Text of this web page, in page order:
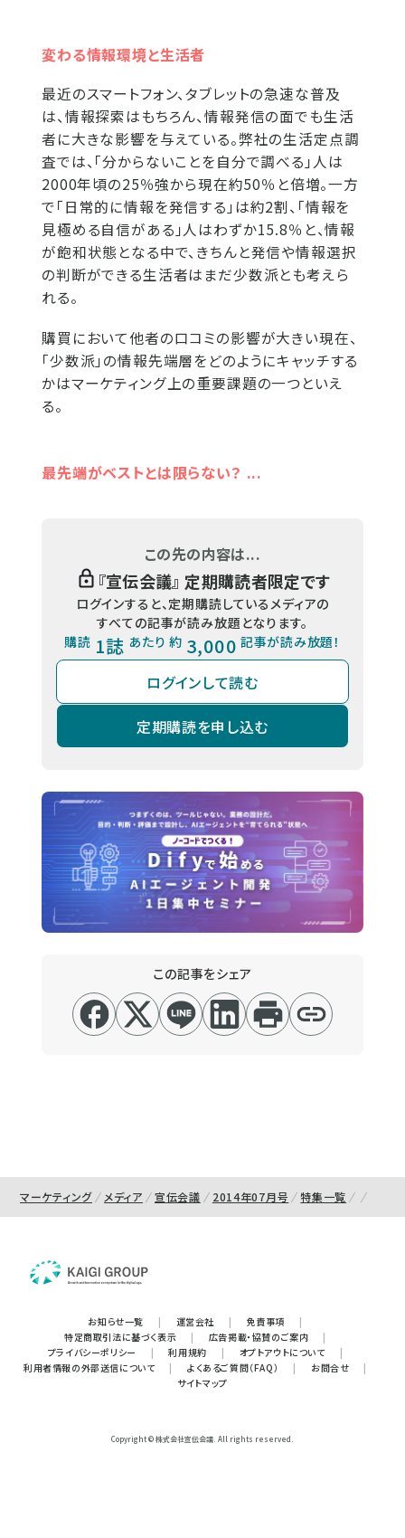
変わる情報環境と生活者
最近のスマートフォン、タブレットの急速な普及
は、情報探索はもちろん、情報発信の面でも生活
者に大きな影響を与えている。弊社の生活定点調
査では、「分からないことを自分で調べる」人は
2000年頃の25％強から現在約50％と倍増。一方
で「日常的に情報を発信する」は約2割、「情報を
見極める自信がある」人はわずか15.8％と、情報
が飽和状態となる中で、きちんと発信や情報選択
の判断ができる生活者はまだ少数派とも考えら
れる。
購買において他者の口コミの影響が大きい現在、
「少数派」の情報先端層をどのようにキャッチする
かはマーケティング上の重要課題の一つといえ
る。
最先端がベストとは限らない？ ...
この先の内容は...
『宣伝会議』 定期購読者限定です
ログインすると、定期購読しているメディアの
すべての記事が読み放題となります。
購読 1誌 あたり 約 3,000 記事が読み放題！
ログインして読む
定期購読を申し込む
この記事をシェア
マーケティング メディア 宣伝会議 2014年07月号 特集一覧
お知らせ一覧 | 運営会社 | 免責事項
|
特定商取引法に基づく表示
| 広告掲載・協賛のご案内
|
プライバシーポリシー
| 利用規約 | オプトアウトについて
|
利用者情報の外部送信について
| よくあるご質問（FAQ） | お問合せ
|
サイトマップ
Copyright © 株式会社宣伝会議. All rights reserved.